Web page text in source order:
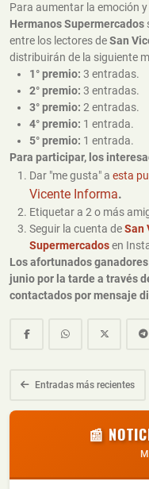
Para aumentar la emoción
Hermanos Supermercados
entre los lectores deSan
distribuirán de la siguiente
1° premio: 3 entradas.
2° premio: 3 entradas.
3° premio: 2 entradas.
4° premio: 1 entrada.
5° premio: 1 entrada.
Para participar, los
Dar "me gusta" a esta
Vicente Informa.
Etiquetar a 2 o más
Seguir la cuenta deSan
Supermercadosen
Los afortunados
junio por la tarde a través
contactados por mensaje
Entradas más recientes
📰